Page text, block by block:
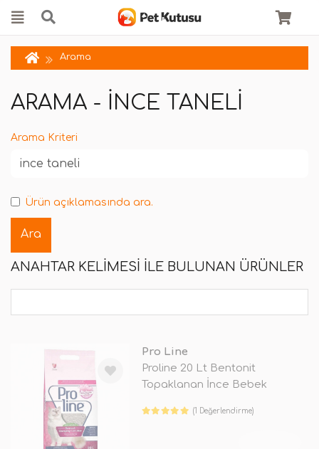
Arama
ARAMA - INCE TANELI
Arama Kriteri
Ürün açıklamasında ara.
ANAHTAR KELIMESI ILE BULUNAN ÜRÜNLER
Pro Line
Proline 20 Lt Bentonit
Topaklanan İnce Bebek
(1 Değerlendirme)